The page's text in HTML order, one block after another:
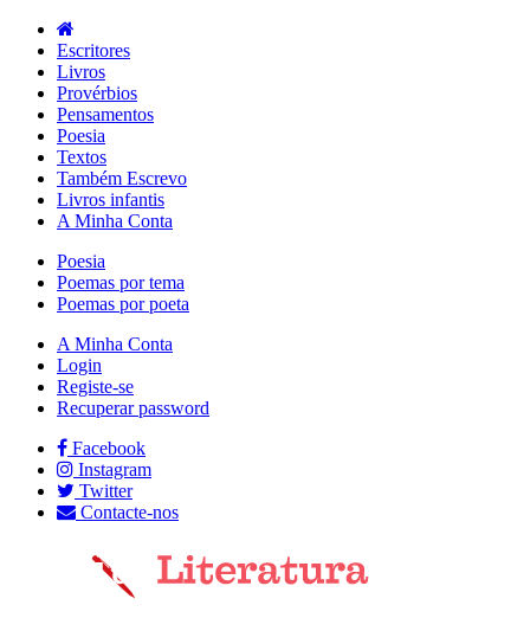
Escritores
Livros
Provérbios
Pensamentos
Poesia
Textos
Também Escrevo
Livros infantis
A Minha Conta
Poesia
Poemas por tema
Poemas por poeta
A Minha Conta
Login
Registe-se
Recuperar password
Facebook
Instagram
Twitter
Contacte-nos